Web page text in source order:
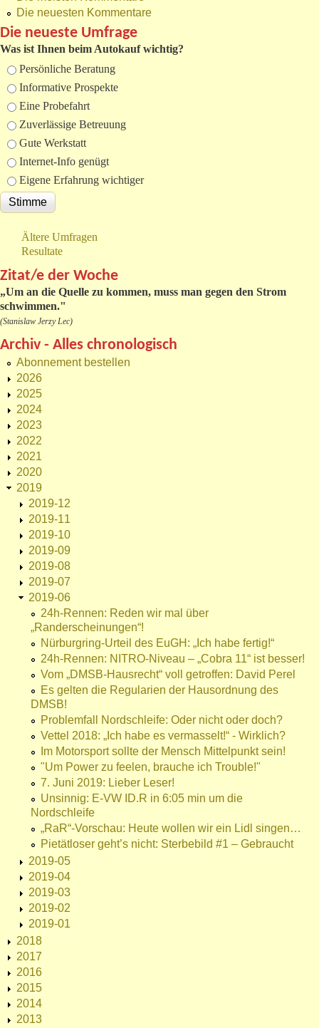
Die neuesten Kommentare
Die neueste Umfrage
Was ist Ihnen beim Autokauf wichtig?
Auswahlmöglichkeiten
Persönliche Beratung
Informative Prospekte
Eine Probefahrt
Zuverlässige Betreuung
Gute Werkstatt
Internet-Info genügt
Eigene Erfahrung wichtiger
Ältere Umfragen
Resultate
Zitat/e der Woche
„Um an die Quelle zu kommen, muss man gegen den Strom
schwimmen."
(Stanislaw Jerzy Lec)
Archiv - Alles chronologisch
Abonnement bestellen
2026
2025
2024
2023
2022
2021
2020
2019
2019-12
2019-11
2019-10
2019-09
2019-08
2019-07
2019-06
24h-Rennen: Reden wir mal über
„Randerscheinungen“!
Nürburgring-Urteil des EuGH: „Ich habe fertig!“
24h-Rennen: NITRO-Niveau – „Cobra 11“ ist besser!
Vom „DMSB-Hausrecht“ voll getroffen: David Perel
Es gelten die Regularien der Hausordnung des
DMSB!
Problemfall Nordschleife: Oder nicht oder doch?
Vettel 2018: „Ich habe es vermasselt!“ - Wirklich?
Im Motorsport sollte der Mensch Mittelpunkt sein!
"Um Power zu feelen, brauche ich Trouble!"
7. Juni 2019: Lieber Leser!
Unsinnig: E-VW ID.R in 6:05 min um die
Nordschleife
„RaR“-Vorschau: Heute wollen wir ein Lidl singen…
Pietätloser geht’s nicht: Sterbebild #1 – Gebraucht
2019-05
2019-04
2019-03
2019-02
2019-01
2018
2017
2016
2015
2014
2013